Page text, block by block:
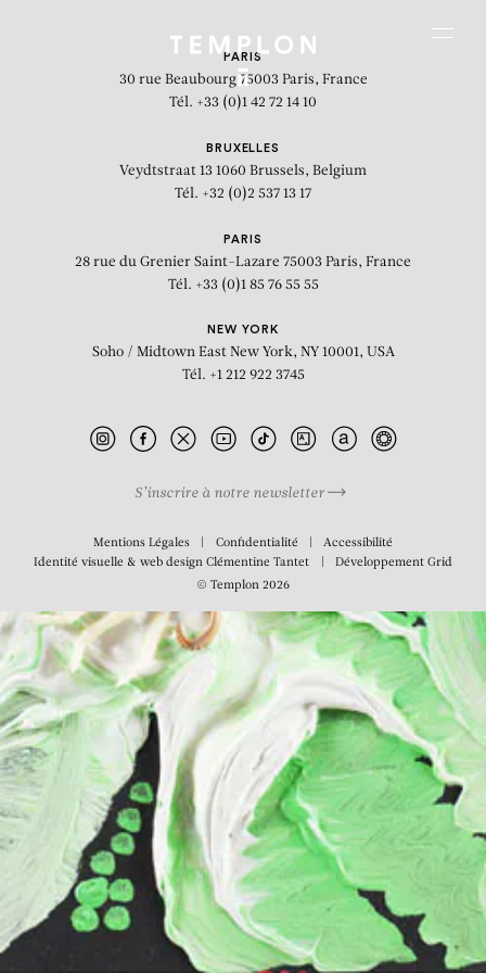
ICH BELLE DEN GEILSTEN
PARIS
30 rue Beaubourg 75003 Paris, France
Tél. +33 (0)1 42 72 14 10
BRUXELLES
Veydtstraat 13 1060 Brussels, Belgium
Tél. +32 (0)2 537 13 17
PARIS
28 rue du Grenier Saint-Lazare 75003 Paris, France
Tél. +33 (0)1 85 76 55 55
NEW YORK
Soho / Midtown East New York, NY 10001, USA
Tél. +1 212 922 3745
S’inscrire à notre newsletter
Mentions Légales Confidentialité
Accessibilité
Identité visuelle & web designClémentine Tantet Développement Grid
© Templon 2026